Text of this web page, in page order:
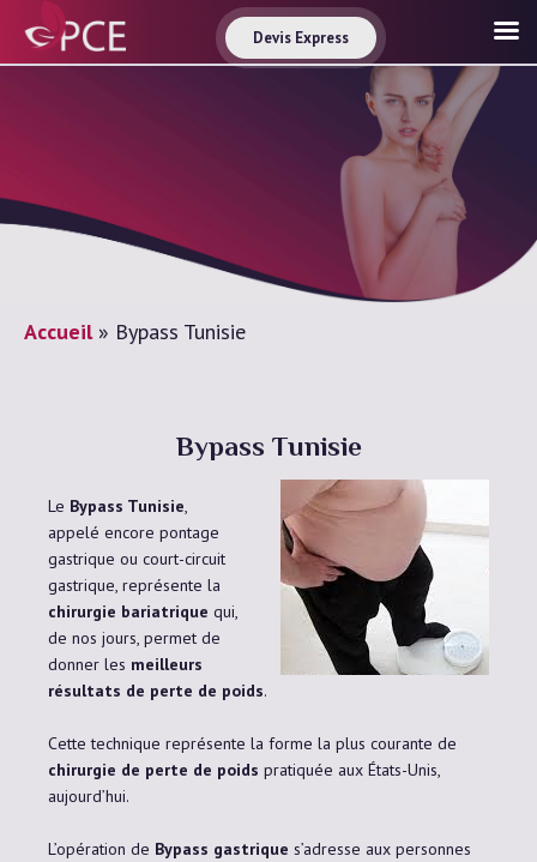
Accueil» Bypass Tunisie
Bypass Tunisie
Le Bypass Tunisie,
appelé encore pontage
gastrique ou court-circuit
gastrique, représente la
chirurgie bariatrique qui,
de nos jours, permet de
donner les meilleurs
résultats de perte de poids.
Cette technique représente la forme la plus courante de
chirurgie de perte de poids pratiquée aux États-Unis,
aujourd’hui.
L’opération de Bypass gastrique s’adresse aux personnes
Devis Express